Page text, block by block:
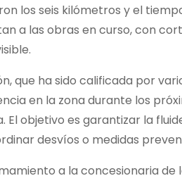
los seis kilómetros y el
a las obras en curso, con
que ha sido calificada por
en la zona durante los
El objetivo es garantizar la
desvíos o medidas
a la concesionaria